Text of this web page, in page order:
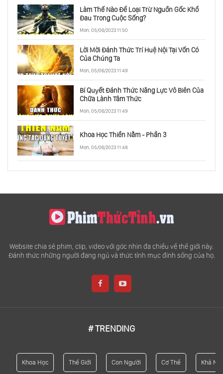
Làm Thế Nào Để Loại Trừ Nguồn Gốc Khổ
Đau Trong Cuộc Sống?
Mon, 05/06/2023 11:50
Lời Mời Đánh Thức Trí Huệ Nội Tại Vốn Có
Của Chúng Ta
Mon, 05/06/2023 11:49
Bí Quyết Đánh Thức Năng Lực Vô Biên Của
Chữa Lành Tâm Thức
Mon, 05/06/2023 11:49
Khoa Học Thiền Nằm - Phần 3
Mon, 05/06/2023 11:48
Website chia sẻ phim, clip, video với góc nhìn đa chiều về thế giới này.
Đánh thức những người đang ngủ và thức tỉnh mục đính sống của họ.
# TRENDING
Khoa Học Thế Giới Con Người Cơ Thể Khả Năng